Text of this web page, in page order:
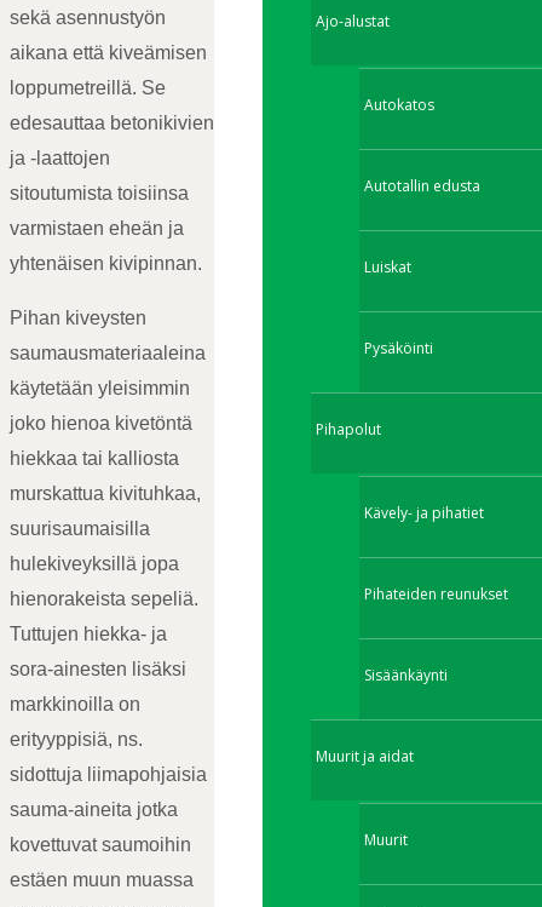
Ajo-alustat
Autokatos
Autotallin edusta
Luiskat
Pysäköinti
Pihapolut
Kävely- ja pihatiet
Pihateiden reunukset
Sisäänkäynti
Muurit ja aidat
Muurit
sekä asennustyön
aikana että kiveämisen
loppumetreillä. Se
edesauttaa betonikivien
ja -laattojen
sitoutumista toisiinsa
varmistaen eheän ja
yhtenäisen kivipinnan.
Pihan kiveysten
saumausmateriaaleina
käytetään yleisimmin
joko hienoa kivetöntä
hiekkaa tai kalliosta
murskattua kivituhkaa,
suurisaumaisilla
hulekiveyksillä jopa
hienorakeista sepeliä.
Tuttujen hiekka- ja
sora-ainesten lisäksi
markkinoilla on
erityyppisiä, ns.
sidottuja liimapohjaisia
sauma-aineita jotka
kovettuvat saumoihin
estäen muun muassa